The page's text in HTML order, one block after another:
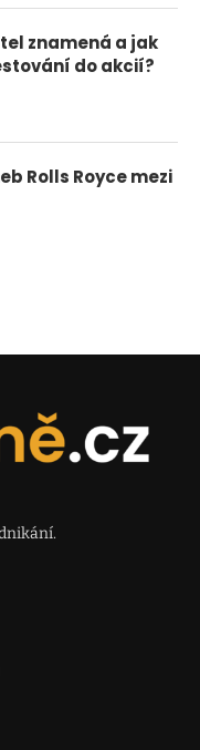
znamená a jak
do akcií?
Rolls Royce mezi